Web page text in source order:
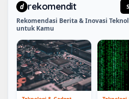
d rekomendit
Rekomendasi Berita & Inovasi
untuk Kamu